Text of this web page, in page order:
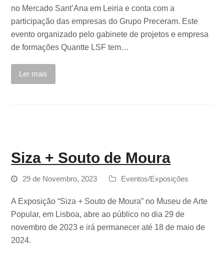
no Mercado Sant’Ana em Leiria e conta com a
participação das empresas do Grupo Preceram. Este
evento organizado pelo gabinete de projetos e empresa
de formações Quantte LSF tem…
Ler mais
Siza + Souto de Moura
29 de Novembro, 2023 Eventos/Exposições
A Exposição “Siza + Souto de Moura” no Museu de Arte
Popular, em Lisboa, abre ao público no dia 29 de
novembro de 2023 e irá permanecer até 18 de maio de
2024.